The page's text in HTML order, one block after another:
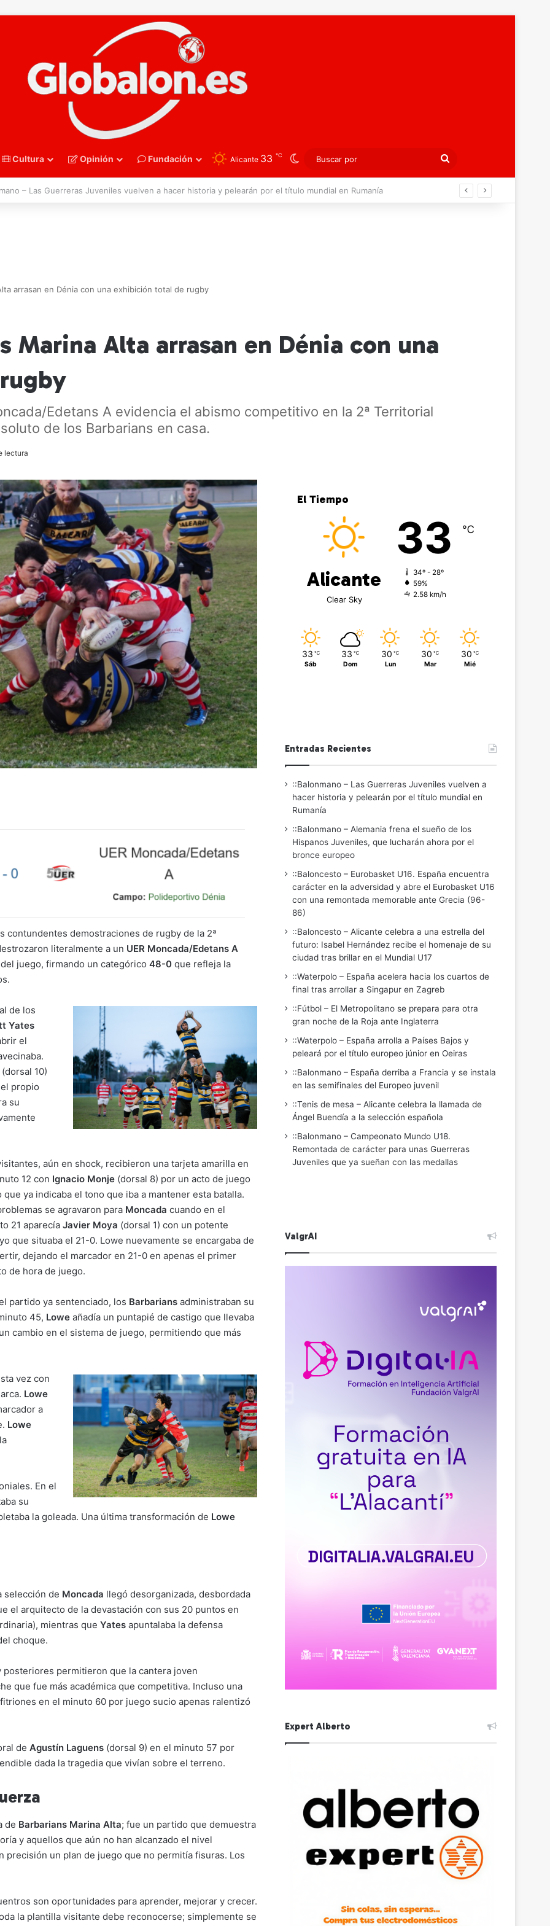
Cultura Opinión Fundación Alicante 33 ℃ Switch skin
Buscar
por
– Alemania frena el sueño de los Hispanos Juveniles, que lucharán ahora por el bronce europeo
arrasan en Dénia con una exhibición total de rugby
Marina Alta arrasan en Dénia con una
Edetans A evidencia el abismo competitivo en la 2ª Territorial
de los Barbarians en casa.
lectura
contundentes demostraciones de rugby de la 2ª
literalmente a un UER Moncada/Edetans A
juego, firmando un categórico 48-0 que refleja la
de los
Yates
el
(dorsal 10)
propio
su
tantes, aún en shock, recibieron una tarjeta amarilla en
12 con Ignacio Monje (dorsal 8) por un acto de juego
que ya indicaba el tono que iba a mantener esta batalla.
se agravaron para Moncada cuando en el
21 aparecíaJavier Moya (dorsal 1) con un potente
que situaba el 21-0. Lowe nuevamente se encargaba de
dejando el marcador en 21-0 en apenas el primer
de hora de juego.
partido ya sentenciado, los Barbarians administraban su
45, Lowe añadía un puntapié de castigo que llevaba
cambio en el sistema de juego, permitiendo que más
vez con
Lowe
a
Lowe
En el
su
la goleada. Una última transformación de Lowe
selección de Moncada llegó desorganizada, desbordada
el arquitecto de la devastación con sus 20 puntos en
mientras que Yates apuntalaba la defensa
choque.
permitieron que la cantera joven
que fue más académica que competitiva. Incluso una
en el minuto 60 por juego sucio apenas ralentizó
de Agustín Laguens (dorsal 9) en el minuto 57 por
dada la tragedia que vivían sobre el terreno.
de Barbarians Marina Alta; fue un partido que demuestra
y aquellos que aún no han alcanzado el nivel
precisión un plan de juego que no permitía fisuras. Los
son oportunidades para aprender, mejorar y crecer.
la plantilla visitante debe reconocerse; simplemente se
El Tiempo
Alicante
Clear Sky
33 ℃
34º - 28º
59%
2.58 km/h
33 ℃
Sáb
33 ℃
Dom
30 ℃
Lun
30 ℃
Mar
30 ℃
Mié
Entradas Recientes
::Balonmano – Las Guerreras Juveniles vuelven a
hacer historia y pelearán por el título mundial en
Rumanía
::Balonmano – Alemania frena el sueño de los
Hispanos Juveniles, que lucharán ahora por el
bronce europeo
::Baloncesto – Eurobasket U16. España encuentra
carácter en la adversidad y abre el Eurobasket U16
con una remontada memorable ante Grecia (96-
86)
::Baloncesto – Alicante celebra a una estrella del
futuro: Isabel Hernández recibe el homenaje de su
ciudad tras brillar en el Mundial U17
::Waterpolo – España acelera hacia los cuartos de
final tras arrollar a Singapur en Zagreb
::Fútbol – El Metropolitano se prepara para otra
gran noche de la Roja ante Inglaterra
::Waterpolo – España arrolla a Países Bajos y
peleará por el título europeo júnior en Oeiras
::Balonmano – España derriba a Francia y se instala
en las semifinales del Europeo juvenil
::Tenis de mesa – Alicante celebra la llamada de
Ángel Buendía a la selección española
::Balonmano – Campeonato Mundo U18.
Remontada de carácter para unas Guerreras
Juveniles que ya sueñan con las medallas
ValgrAI
Expert Alberto